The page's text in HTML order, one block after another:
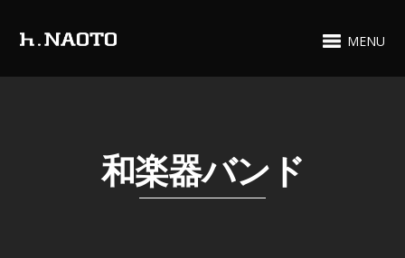
MENU
和楽器バンド